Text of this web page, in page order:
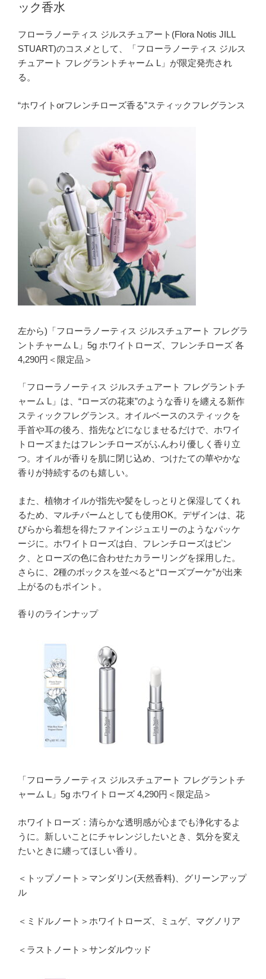
ック香水
フローラノーティス ジルスチュアート(Flora Notis JILL
STUART)のコスメとして、「フローラノーティス ジルス
チュアート フレグラントチャーム L」が限定発売され
る。
“ホワイトorフレンチローズ香る”スティックフレグランス
左から)「フローラノーティス ジルスチュアート フレグラ
ントチャーム L」5g ホワイトローズ、フレンチローズ 各
4,290円＜限定品＞
「フローラノーティス ジルスチュアート フレグラントチ
ャーム L」は、“ローズの花束”のような香りを纏える新作
スティックフレグランス。オイルベースのスティックを
手首や耳の後ろ、指先などになじませるだけで、ホワイ
トローズまたはフレンチローズがふんわり優しく香り立
つ。オイルが香りを肌に閉じ込め、つけたての華やかな
香りが持続するのも嬉しい。
また、植物オイルが指先や髪をしっとりと保湿してくれ
るため、マルチバームとしても使用OK。デザインは、花
びらから着想を得たファインジュエリーのようなパッケ
ージに。ホワイトローズは白、フレンチローズはピン
ク、とローズの色に合わせたカラーリングを採用した。
さらに、2種のボックスを並べると“ローズブーケ”が出来
上がるのもポイント。
香りのラインナップ
「フローラノーティス ジルスチュアート フレグラントチ
ャーム L」5g ホワイトローズ 4,290円＜限定品＞
ホワイトローズ：清らかな透明感が心までも浄化するよ
うに。新しいことにチャレンジしたいとき、気分を変え
たいときに纏ってほしい香り。
＜トップノート＞マンダリン(天然香料)、グリーンアップ
ル
＜ミドルノート＞ホワイトローズ、ミュゲ、マグノリア
＜ラストノート＞サンダルウッド